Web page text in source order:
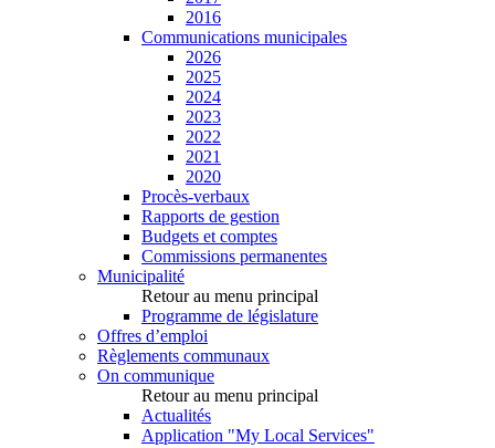
2016
Communications municipales
2026
2025
2024
2023
2022
2021
2020
Procès-verbaux
Rapports de gestion
Budgets et comptes
Commissions permanentes
Municipalité
Retour au menu principal
Programme de législature
Offres d’emploi
Règlements communaux
On communique
Retour au menu principal
Actualités
Application "My Local Services"